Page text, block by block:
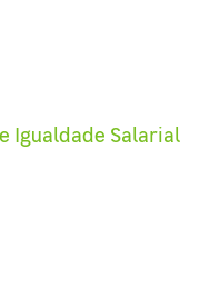
Igualdade Salarial